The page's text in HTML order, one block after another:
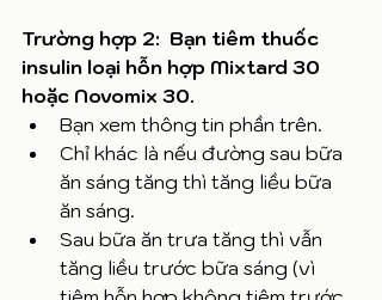
Trường hợp 2:  Bạn tiêm thuốc
insulin loại hỗn hợp Mixtard 30
hoặc Novomix 30.
Bạn xem thông tin phần trên.
Chỉ khác là nếu đường sau bữa
ăn sáng tăng thì tăng liều bữa
ăn sáng.
Sau bữa ăn trưa tăng thì vẫn
tăng liều trước bữa sáng (vì